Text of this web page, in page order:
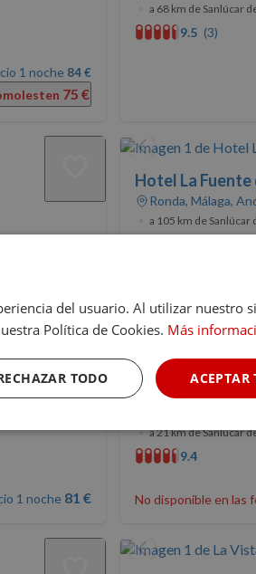
1 noche 84 €
75 €
a 68 km de Sanlúcar
9.5 (3)
260 €
Hotel La Fuente
Ronda, Málaga,
a 105 km de Sanlúcar
1 noche 81 €
Casa Palacio
• a 21 km de Sanlúcar
9.4
No disponible en las
del usuario. Al utilizar nuestro
Política de Cookies. Más
ACEPTAR
TODO
de
Cookies de
funcionalidad